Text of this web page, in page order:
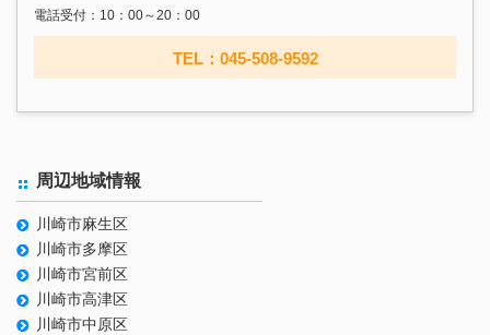
電話受付：10：00～20：00
TEL：045-508-9592
周辺地域情報
川崎市麻生区
川崎市多摩区
川崎市宮前区
川崎市高津区
川崎市中原区